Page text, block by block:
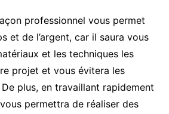
professionnel vous permet
et de l’argent, car il saura vous
et les techniques les
projet et vous évitera les
plus, en travaillant rapidement
permettra de réaliser des